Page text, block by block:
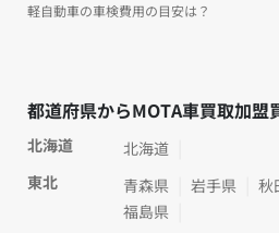
軽自動車の車検費用の目安は？
都道府県からMOTA車買取加盟
北海道
北海道
東北
青森県 岩手県 秋
福島県